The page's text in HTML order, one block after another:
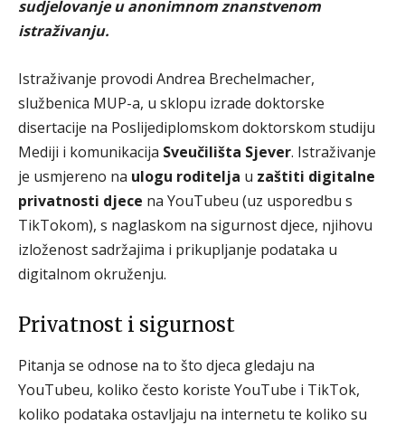
sudjelovanje u anonimnom znanstvenom
istraživanju.
Istraživanje provodi Andrea Brechelmacher,
službenica MUP-a, u sklopu izrade doktorske
disertacije na Poslijediplomskom doktorskom studiju
Mediji i komunikacija Sveučilišta Sjever. Istraživanje
je usmjereno na ulogu roditelja u zaštiti digitalne
privatnosti djece na YouTubeu (uz usporedbu s
TikTokom), s naglaskom na sigurnost djece, njihovu
izloženost sadržajima i prikupljanje podataka u
digitalnom okruženju.
Privatnost i sigurnost
Pitanja se odnose na to što djeca gledaju na
YouTubeu, koliko često koriste YouTube i TikTok,
koliko podataka ostavljaju na internetu te koliko su